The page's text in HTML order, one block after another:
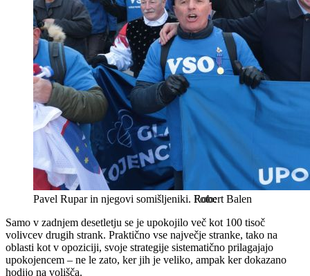
Pavel Rupar in njegovi somišljeniki. Robert Balen
Samo v zadnjem desetletju se je upokojilo več kot 100 tisoč
volivcev drugih strank. Praktično vse največje stranke, tako na
oblasti kot v opoziciji, svoje strategije sistematično prilagajajo
upokojencem – ne le zato, ker jih je veliko, ampak ker dokazano
hodijo na volišča.